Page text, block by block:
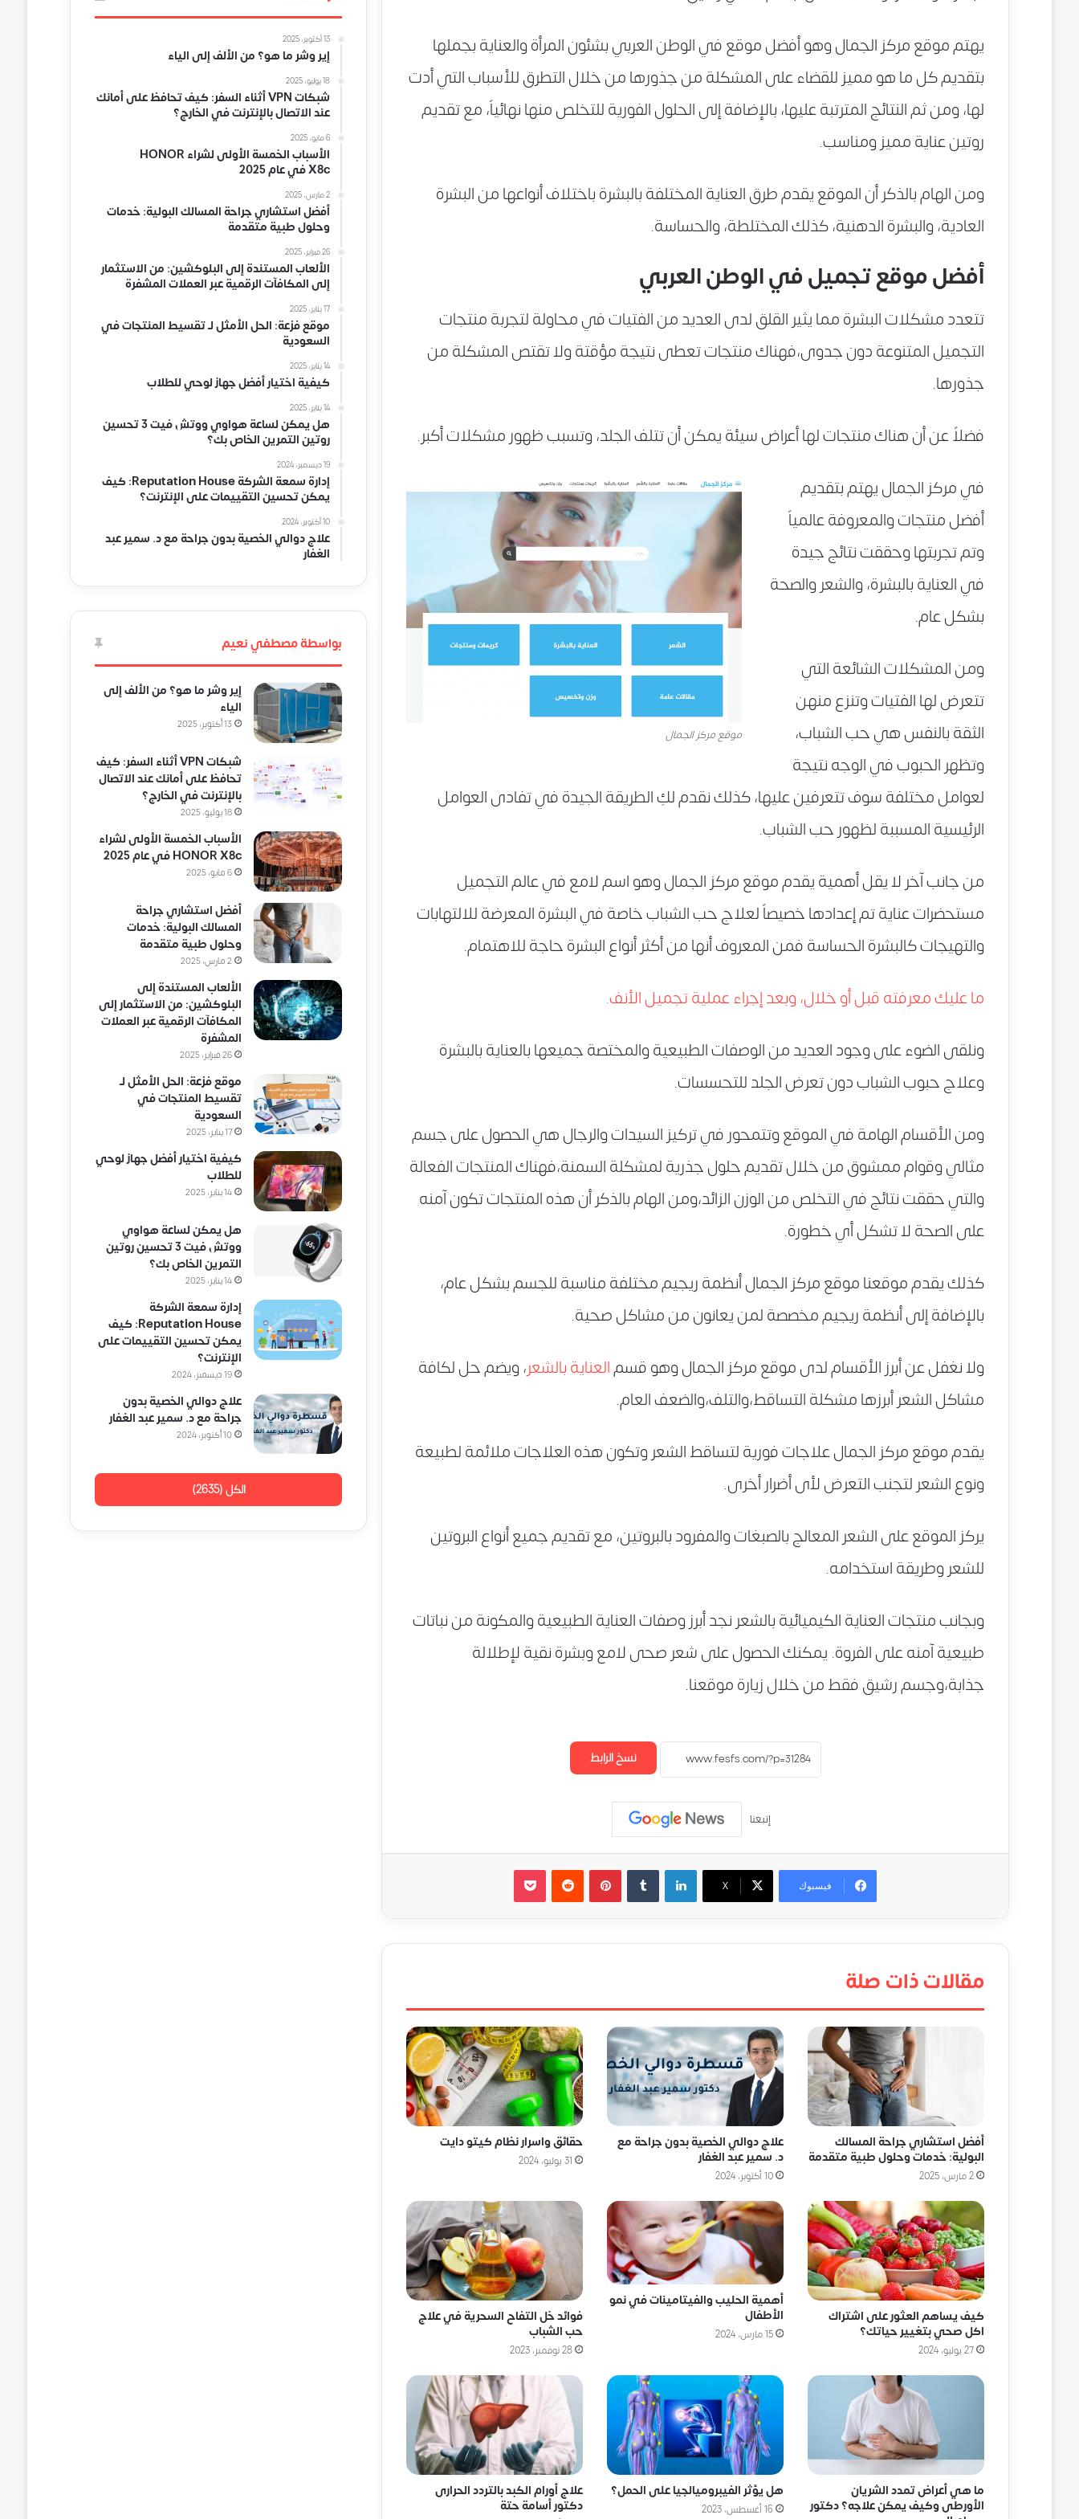
يهتم موقع مركز الجمال وهو أفضل موقع في الوطن العربي بشئون المرأة والعناية بجملها
بتقديم كل ما هو مميز للقضاء على المشكلة من جذورها من خلال التطرق للأسباب التي أدت
لها، ومن ثم النتائج المترتبة عليها، بالإضافة إلى الحلول الفورية للتخلص منها نهائياً، مع تقديم
روتين عناية مميز ومناسب.
ومن الهام بالذكر أن الموقع يقدم طرق العناية المختلفة بالبشرة باختلاف أنواعها من البشرة
العادية، والبشرة الدهنية، كذلك المختلطة، والحساسة.
أفضل موقع تجميل في الوطن العربي
تتعدد مشكلات البشرة مما يثير القلق لدى العديد من الفتيات في محاولة لتجربة منتجات
التجميل المتنوعة دون جدوى،فهناك منتجات تعطى نتيجة مؤقتة ولا تقتص المشكلة من
جذورها.
فضلاً عن أن هناك منتجات لها أعراض سيئة يمكن أن تتلف الجلد، وتسبب ظهور مشكلات أكبر.
موقع مركز الجمال
في مركز الجمال يهتم بتقديم
أفضل منتجات والمعروفة عالمياً
وتم تجربتها وحققت نتائج جيدة
في العناية بالبشرة، والشعر والصحة
بشكل عام.
ومن المشكلات الشائعة التي
تتعرض لها الفتيات وتنزع منهن
الثقة بالنفس هي حب الشباب،
وتظهر الحبوب في الوجه نتيجة
لعوامل مختلفة سوف تتعرفين عليها، كذلك نقدم لكِ الطريقة الجيدة في تفادى العوامل
الرئيسية المسببة لظهور حب الشباب.
من جانب آخر لا يقل أهمية يقدم موقع مركز الجمال وهو اسم لامع في عالم التجميل
مستحضرات عناية تم إعدادها خصيصاً لعلاج حب الشباب خاصة في البشرة المعرضة للالتهابات
والتهيجات كالبشرة الحساسة فمن المعروف أنها من أكثر أنواع البشرة حاجة للاهتمام.
ما عليك معرفته قبل أو خلال، وبعد إجراء عملية تجميل الأنف.
ونلقى الضوء على وجود العديد من الوصفات الطبيعية والمختصة جميعها بالعناية بالبشرة
وعلاج حبوب الشباب دون تعرض الجلد للتحسسات.
ومن الأقسام الهامة في الموقع وتتمحور في تركيز السيدات والرجال هي الحصول على جسم
مثالي وقوام ممشوق من خلال تقديم حلول جذرية لمشكلة السمنة،فهناك المنتجات الفعالة
والتي حققت نتائج في التخلص من الوزن الزائد،ومن الهام بالذكر أن هذه المنتجات تكون آمنه
على الصحة لا تشكل أي خطورة.
كذلك يقدم موقعنا موقع مركز الجمال أنظمة ريجيم مختلفة مناسبة للجسم بشكل عام،
بالإضافة إلى أنظمة ريجيم مخصصة لمن يعانون من مشاكل صحية.
ولا نغفل عن أبرز الأقسام لدى موقع مركز الجمال وهو قسمالعناية بالشعر، ويضم حل لكافة
مشاكل الشعر أبرزها مشكلة التساقط،والتلف،والضعف العام.
يقدم موقع مركز الجمال علاجات فورية لتساقط الشعر وتكون هذه العلاجات ملائمة لطبيعة
ونوع الشعر لتجنب التعرض لأى أضرار أخرى.
يركز الموقع على الشعر المعالج بالصبغات والمفرود بالبروتين، مع تقديم جميع أنواع البروتين
للشعر وطريقة استخدامه.
وبجانب منتجات العناية الكيميائية بالشعر نجد أبرز وصفات العناية الطبيعية والمكونة من نباتات
طبيعية آمنه على الفروة. يمكنك الحصول على شعر صحى لامع وبشرة نقية لإطلالة
جذابة،وجسم رشيق فقط من خلال زيارة موقعنا.
نسخ الرابط
إتبعنا
فيسبوك ‫X
لينكدإن ‏Tumblr بينتيريست ‏Reddit
‫Pocket
مقالات ذات صلة
أفضل استشاري جراحة المسالك
البولية: خدمات وحلول طبية متقدمة
2 مارس، 2025
علاج دوالي الخصية بدون جراحة مع
د. سمير عبد الغفار
10 أكتوبر، 2024
حقائق واسرار نظام كيتو دايت
31 يوليو، 2024
كيف يساهم العثور على اشتراك
اكل صحي بتغيير حياتك؟
27 يوليو، 2024
أهمية الحليب والفيتامينات في نمو
الأطفال
15 مارس، 2024
فوائد خل التفاح السحرية في علاج
حب الشباب
28 نوفمبر، 2023
ما هي أعراض تمدد الشريان
الأورطى وكيف يمكن علاجه؟ دكتور
هل يؤثر الفيبروميالجيا على الحمل؟
16 أغسطس، 2023
علاج أورام الكبد بالتردد الحرارى
دكتور أسامة حتة
13 أكتوبر، 2025
إير وشر ما هو؟ من الألف إلى الياء
18 يوليو، 2025
شبكات VPN أثناء السفر: كيف تحافظ على أمانك
عند الاتصال بالإنترنت في الخارج؟
6 مايو، 2025
الأسباب الخمسة الأولى لشراء HONOR
X8c في عام 2025
2 مارس، 2025
أفضل استشاري جراحة المسالك البولية: خدمات
وحلول طبية متقدمة
26 فبراير، 2025
الألعاب المستندة إلى البلوكشين: من الاستثمار
إلى المكافآت الرقمية عبر العملات المشفرة
17 يناير، 2025
موقع فزعة: الحل الأمثل لـ تقسيط المنتجات في
السعودية
14 يناير، 2025
كيفية اختيار أفضل جهاز لوحي للطلاب
14 يناير، 2025
هل يمكن لساعة هواوي ووتش فيت 3 تحسين
روتين التمرين الخاص بك؟
19 ديسمبر، 2024
إدارة سمعة الشركة Reputation House: كيف
يمكن تحسين التقييمات على الإنترنت؟
10 أكتوبر، 2024
علاج دوالي الخصية بدون جراحة مع د. سمير عبد
الغفار
بواسطة مصطفي نعيم
إير وشر ما هو؟ من الألف إلى
الياء
13 أكتوبر، 2025
شبكات VPN أثناء السفر: كيف
تحافظ على أمانك عند الاتصال
بالإنترنت في الخارج؟
18 يوليو، 2025
الأسباب الخمسة الأولى لشراء
HONOR X8c في عام 2025
6 مايو، 2025
أفضل استشاري جراحة
المسالك البولية: خدمات
وحلول طبية متقدمة
2 مارس، 2025
الألعاب المستندة إلى
البلوكشين: من الاستثمار إلى
المكافآت الرقمية عبر العملات
المشفرة
26 فبراير، 2025
موقع فزعة: الحل الأمثل لـ
تقسيط المنتجات في
السعودية
17 يناير، 2025
كيفية اختيار أفضل جهاز لوحي
للطلاب
14 يناير، 2025
هل يمكن لساعة هواوي
ووتش فيت 3 تحسين روتين
التمرين الخاص بك؟
14 يناير، 2025
إدارة سمعة الشركة
Reputation House: كيف
يمكن تحسين التقييمات على
الإنترنت؟
19 ديسمبر، 2024
علاج دوالي الخصية بدون
جراحة مع د. سمير عبد الغفار
10 أكتوبر، 2024
الكل (2635)